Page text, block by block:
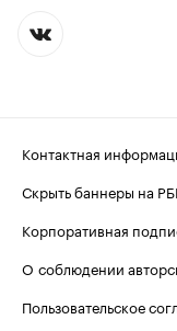
Контактная
Скрыть баннеры на
Корпоративная
О соблюдении
Пользовательское